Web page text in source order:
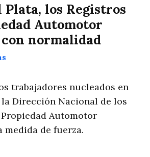
Plata, los Registros
Automotor
normalidad
trabajadores nucleados en
Dirección Nacional de los
Automotor
medida de fuerza.